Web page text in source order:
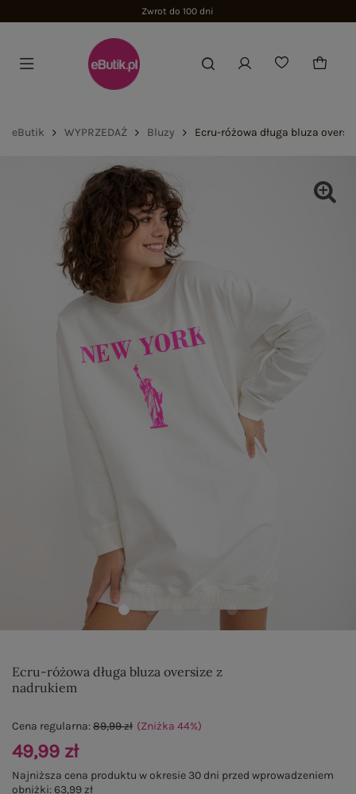
Zwrot do 100 dni
eButik WYPRZEDAŻ Bluzy Ecru-różowa długa bluza
Ecru-różowa długa bluza oversize z
nadrukiem
Cena regularna:89,99 zł (Zniżka 44%)
49,99 zł
Najniższa cena produktu w okresie 30 dni przed wprowadzeniem
obniżki:63,99 zł